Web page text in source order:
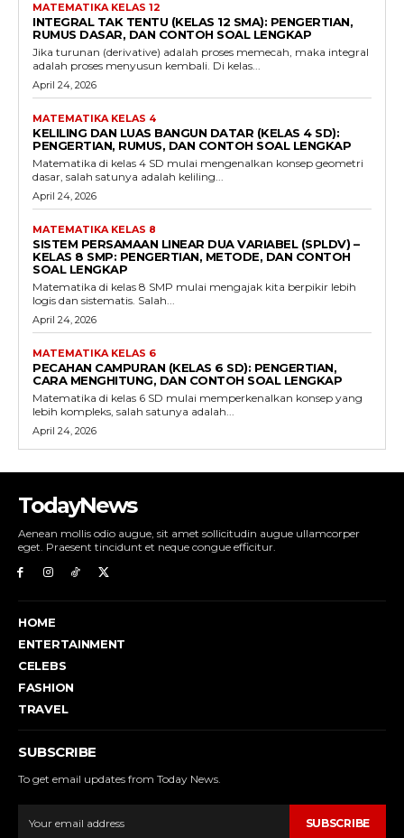
MATEMATIKA KELAS 12
INTEGRAL TAK TENTU (KELAS 12 SMA): PENGERTIAN,
RUMUS DASAR, DAN CONTOH SOAL LENGKAP
Jika turunan (derivative) adalah proses memecah, maka integral
adalah proses menyusun kembali. Di kelas...
April 24, 2026
MATEMATIKA KELAS 4
KELILING DAN LUAS BANGUN DATAR (KELAS 4 SD):
PENGERTIAN, RUMUS, DAN CONTOH SOAL LENGKAP
Matematika di kelas 4 SD mulai mengenalkan konsep geometri
dasar, salah satunya adalah keliling...
April 24, 2026
MATEMATIKA KELAS 8
SISTEM PERSAMAAN LINEAR DUA VARIABEL (SPLDV) –
KELAS 8 SMP: PENGERTIAN, METODE, DAN CONTOH
SOAL LENGKAP
Matematika di kelas 8 SMP mulai mengajak kita berpikir lebih
logis dan sistematis. Salah...
April 24, 2026
MATEMATIKA KELAS 6
PECAHAN CAMPURAN (KELAS 6 SD): PENGERTIAN,
CARA MENGHITUNG, DAN CONTOH SOAL LENGKAP
Matematika di kelas 6 SD mulai memperkenalkan konsep yang
lebih kompleks, salah satunya adalah...
April 24, 2026
TodayNews
Aenean mollis odio augue, sit amet sollicitudin augue ullamcorper
eget. Praesent tincidunt et neque congue efficitur.
HOME
ENTERTAINMENT
CELEBS
FASHION
TRAVEL
SUBSCRIBE
To get email updates from Today News.
SUBSCRIBE